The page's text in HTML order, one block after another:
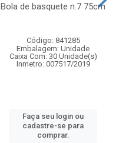
Bola de basquete n.7 75cm
Código: 841285
Embalagem: Unidade
Caixa Com: 30 Unidade(s)
Inmetro: 007517/2019
Faça seu login ou
cadastre-se para
comprar.